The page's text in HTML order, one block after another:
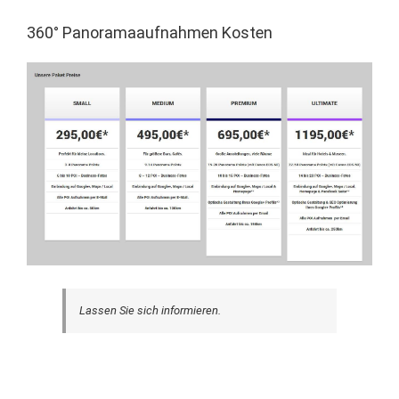
360° Panoramaaufnahmen Kosten
Lassen Sie sich informieren.